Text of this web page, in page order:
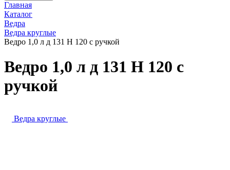
Главная
Каталог
Ведра
Ведра круглые
Ведро 1,0 л д 131 Н 120 с ручкой
Ведро 1,0 л д 131 Н 120 с
ручкой
Ведра круглые